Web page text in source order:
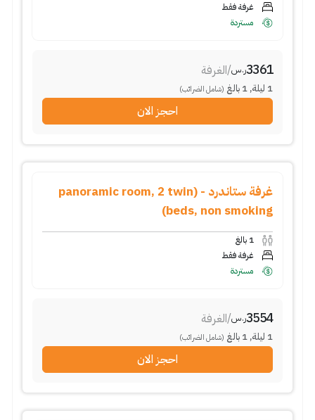
غرفة فقط
مستردة
3361ر.س/الغرفة
1 ليلة,
1 بالغ (شامل الضرائب)
احجز الان
غرفة ستاندرد - (panoramic room, 2 twin
beds, non smoking)
1 بالغ
غرفة فقط
مستردة
3554ر.س/الغرفة
1 ليلة,
1 بالغ (شامل الضرائب)
احجز الان